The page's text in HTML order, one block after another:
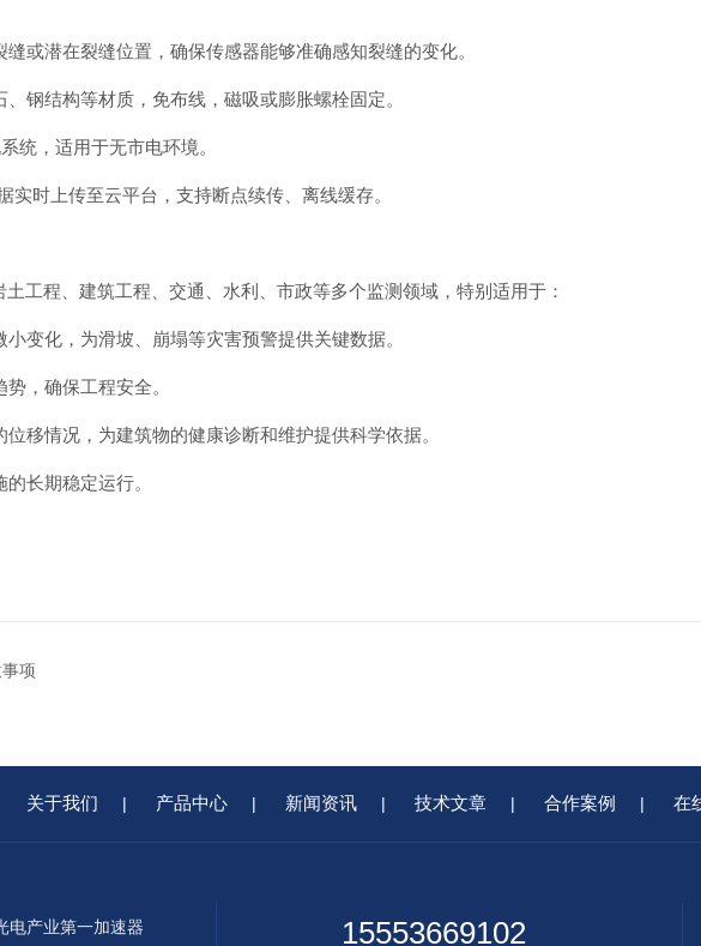
或潜在裂缝位置，确保传感器能够准确感知裂缝的变化。
钢结构等材质，免布线，磁吸或膨胀螺栓固定。
统，适用于无市电环境。
时上传至云平台，支持断点续传、离线缓存。
工程、建筑工程、交通、水利、市政等多个监测领域，特别适用于：
变化，为滑坡、崩塌等灾害预警提供关键数据。
，确保工程安全。
移情况，为建筑物的健康诊断和维护提供科学依据。
长期稳定运行。
项
关于我们 | 产品中心 | 新闻资讯 | 技术文章 | 合作案例 | 在
电产业第一加速器 15553669102